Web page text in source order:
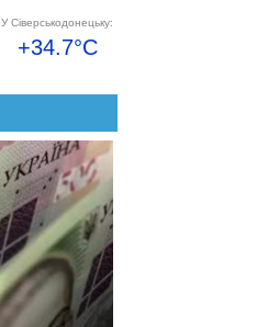
У Сіверськодонецьку:
+34.7°C